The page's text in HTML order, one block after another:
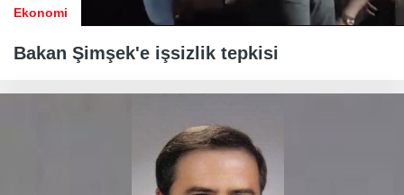
Ekonomi
Bakan Şimşek'e işsizlik tepkisi